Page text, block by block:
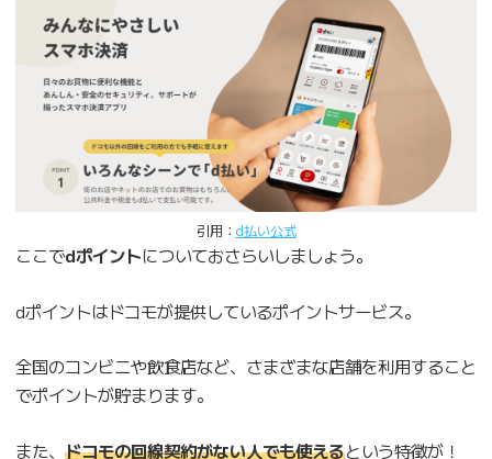
引用： d払い公式
ここでdポイントについておさらいしましょう。
dポイントはドコモが提供しているポイントサービス。
全国のコンビニや飲食店など、さまざまな店舗を利用すること
でポイントが貯まります。
また、 ドコモの回線契約がない人でも使えるという特徴が！